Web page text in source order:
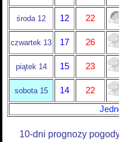
środa 12 12 22
czwartek 13 17 26
piątek 14 15 23
sobota 15 14
22
10-dni prognozy